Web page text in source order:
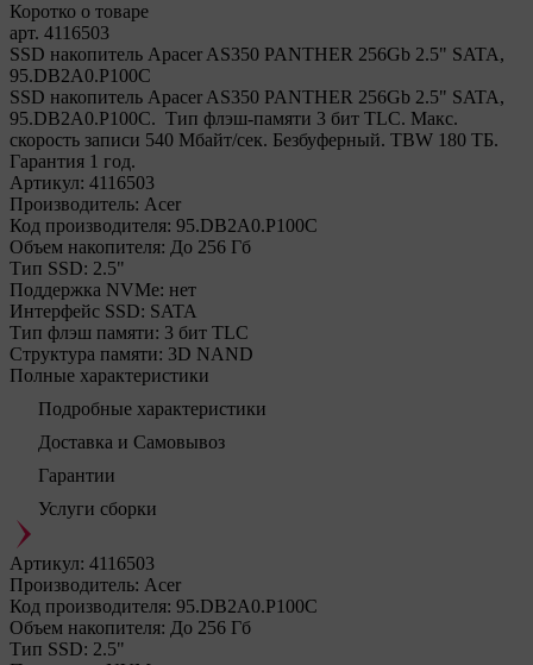
Коротко о товаре
арт. 4116503
SSD накопитель Apacer AS350 PANTHER 256Gb 2.5" SATA,
95.DB2A0.P100C
SSD накопитель Apacer AS350 PANTHER 256Gb 2.5" SATA,
95.DB2A0.P100C. Тип флэш-памяти 3 бит TLC. Макс.
скорость записи 540 Мбайт/сек. Безбуферный. TBW 180 ТБ.
Гарантия 1 год.
Артикул: 4116503
Производитель: Acer
Код производителя: 95.DB2A0.P100C
Объем накопителя: До 256 Гб
Тип SSD: 2.5"
Поддержка NVMe: нет
Интерфейс SSD: SATA
Тип флэш памяти: 3 бит TLC
Структура памяти: 3D NAND
Полные характеристики
Подробные характеристики
Доставка и Самовывоз
Гарантии
Услуги сборки
Артикул: 4116503
Производитель: Acer
Код производителя: 95.DB2A0.P100C
Объем накопителя: До 256 Гб
Тип SSD: 2.5"